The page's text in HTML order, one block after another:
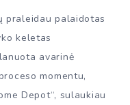
praleidau palaidotas
keletas
avarinė
momentu,
Depot“, sulaukiau